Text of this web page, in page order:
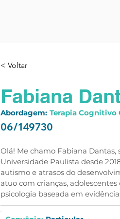
< Voltar
Fabiana
Abordagem: Terapia
06/149730
Olá! Me chamo Fabiana
Universidade Paulista desde
autismo e atrasos do
atuo com crianças,
psicologia baseada em